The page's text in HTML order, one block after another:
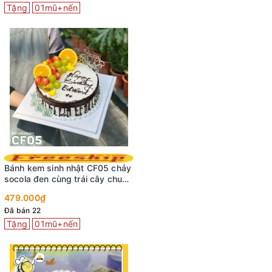
Tặng 01mũ+nến
Bánh kem sinh nhật CF05 chảy
socola đen cùng trái cây chuẩn
479.000₫
Đã bán 22
Tặng 01mũ+nến